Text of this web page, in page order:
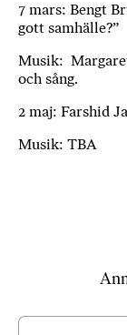
7 mars: Bengt
gott samhälle?”
Musik:
och sång.
2 maj: Farshid
Musik: TBA